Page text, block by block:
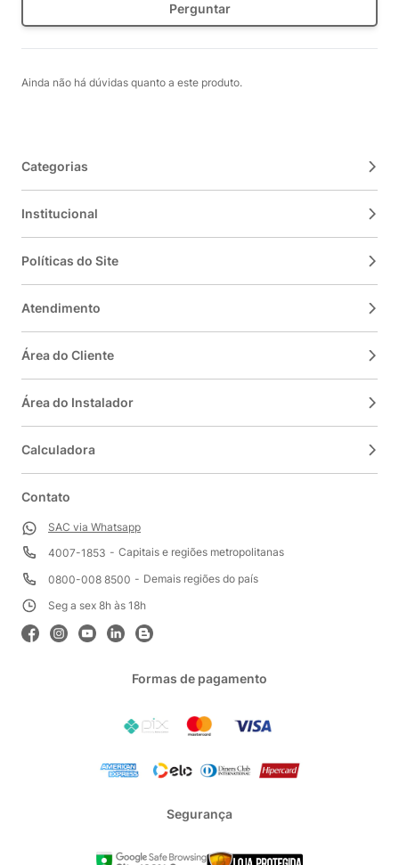
Perguntar
Ainda não há dúvidas quanto a este produto.
Categorias
Institucional
Políticas do Site
Atendimento
Área do Cliente
Área do Instalador
Calculadora
Contato
SAC via Whatsapp
4007-1853
Capitais e regiões metropolitanas
0800-008 8500
Demais regiões do país
Seg a sex 8h às 18h
Formas de pagamento
Segurança